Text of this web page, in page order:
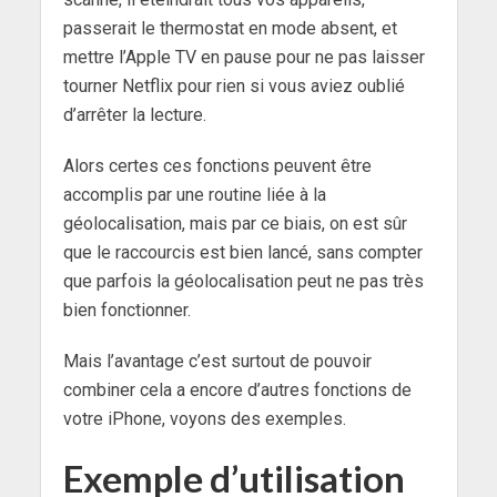
passerait le thermostat en mode absent, et
mettre l’Apple TV en pause pour ne pas laisser
tourner Netflix pour rien si vous aviez oublié
d’arrêter la lecture.
Alors certes ces fonctions peuvent être
accomplis par une routine liée à la
géolocalisation, mais par ce biais, on est sûr
que le raccourcis est bien lancé, sans compter
que parfois la géolocalisation peut ne pas très
bien fonctionner.
Mais l’avantage c’est surtout de pouvoir
combiner cela a encore d’autres fonctions de
votre iPhone, voyons des exemples.
Exemple d’utilisation